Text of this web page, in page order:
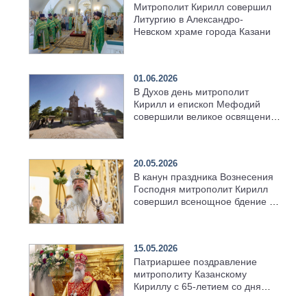
Митрополит Кирилл совершил
Литургию в Александро-
Невском храме города Казани
01.06.2026
В Духов день митрополит
Кирилл и епископ Мефодий
совершили великое освящение
20.05.2026
В канун праздника Вознесения
Господня митрополит Кирилл
совершил всенощное бдение в
15.05.2026
Патриаршее поздравление
митрополиту Казанскому
Кириллу с 65-летием со дня